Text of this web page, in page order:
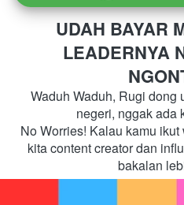
UDAH BAYAR
LEADERNYA
Waduh Waduh, Rugi dong
negeri, nggak ada
No Worries! Kalau kamu
kita content creator dan
bakalan